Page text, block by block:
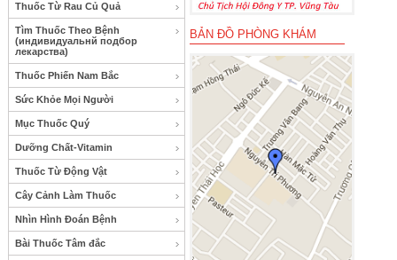
Thuốc Từ Rau Củ Quả
Tìm Thuốc Theo Bệnh
(индивидуальнй подбор
лекарства)
Thuốc Phiến Nam Bắc
Sức Khỏe Mọi Người
Mục Thuốc Quý
Dưỡng Chất-Vitamin
Thuốc Từ Động Vật
Cây Cảnh Làm Thuốc
Nhìn Hình Đoán Bệnh
Bài Thuốc Tâm đắc
BẢN ĐỒ PHÒNG KHÁM